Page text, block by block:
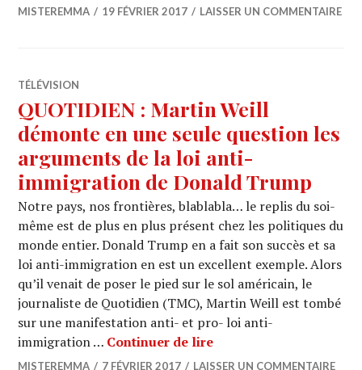
MISTEREMMA 19 FÉVRIER 2017 LAISSER UN COMMENTAIRE
TÉLÉVISION
QUOTIDIEN : Martin Weill
démonte en une seule question les
arguments de la loi anti-
immigration de Donald Trump
Notre pays, nos frontières, blablabla… le replis du soi-
même est de plus en plus présent chez les politiques du
monde entier. Donald Trump en a fait son succès et sa
loi anti-immigration en est un excellent exemple. Alors
qu’il venait de poser le pied sur le sol américain, le
journaliste de Quotidien (TMC), Martin Weill est tombé
sur une manifestation anti- et pro- loi anti-
immigration … Continuer de lireQUOTIDIEN : Martin
MISTEREMMA 7 FÉVRIER 2017 LAISSER UN COMMENTAIRE